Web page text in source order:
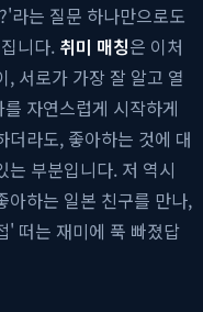
라는 질문 하나만으로도
니다. 취미 매칭은 이처
, 서로가 가장 잘 알고 열
자연스럽게 시작하게
더라도, 좋아하는 것에 대
는 부분입니다. 저 역시
아하는 일본 친구를 만나,
' 떠는 재미에 푹 빠졌답